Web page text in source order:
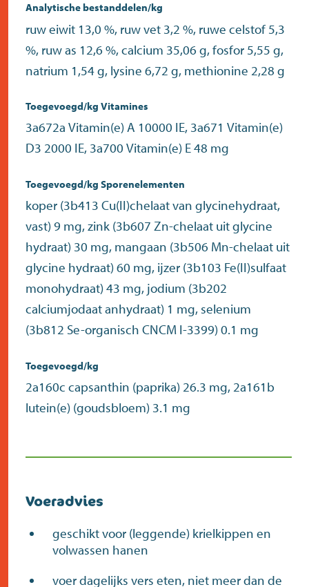
Analytische bestanddelen/kg
ruw eiwit 13,0 %, ruw vet 3,2 %, ruwe celstof 5,3
%, ruw as 12,6 %, calcium 35,06 g, fosfor 5,55 g,
natrium 1,54 g, lysine 6,72 g, methionine 2,28 g
Toegevoegd/kg Vitamines
3a672a Vitamin(e) A 10000 IE, 3a671 Vitamin(e)
D3 2000 IE, 3a700 Vitamin(e) E 48 mg
Toegevoegd/kg Sporenelementen
koper (3b413 Cu(II)chelaat van glycinehydraat,
vast) 9 mg, zink (3b607 Zn-chelaat uit glycine
hydraat) 30 mg, mangaan (3b506 Mn-chelaat uit
glycine hydraat) 60 mg, ijzer (3b103 Fe(II)sulfaat
monohydraat) 43 mg, jodium (3b202
calciumjodaat anhydraat) 1 mg, selenium
(3b812 Se-organisch CNCM I-3399) 0.1 mg
Toegevoegd/kg
2a160c capsanthin (paprika) 26.3 mg, 2a161b
lutein(e) (goudsbloem) 3.1 mg
Voeradvies
geschikt voor (leggende) krielkippen en
volwassen hanen
voer dagelijks vers eten, niet meer dan de